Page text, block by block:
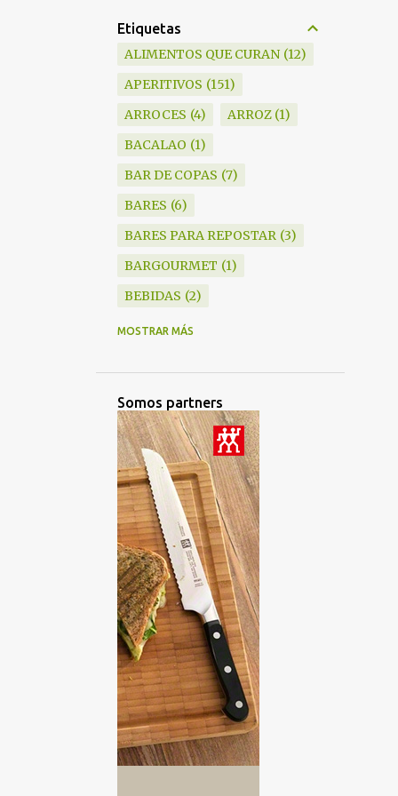
Etiquetas
ALIMENTOS QUE CURAN 12
APERITIVOS 151
ARROCES 4 ARROZ 1
BACALAO 1
BAR DE COPAS 7
BARES 6
BARES PARA REPOSTAR 3
BARGOURMET 1
BEBIDAS 2
BLANKY 6
BROWNIE 1
BURGUERS 2
CANAPES 2 CARNES
CATA DE ACEITES DE OLIVA
VIRGEN EXTRA
CATA DE AGUA
1
CATA DE CERVEZAS 15
CATA DE CHOCOLATES
CATA DE QUESO
3
CATA DE QUESOS 6
CATA DE RON 3
CATA DE VINOS 193
CATA DE WHISKY 2
MOSTRAR MÁS
Somos partners